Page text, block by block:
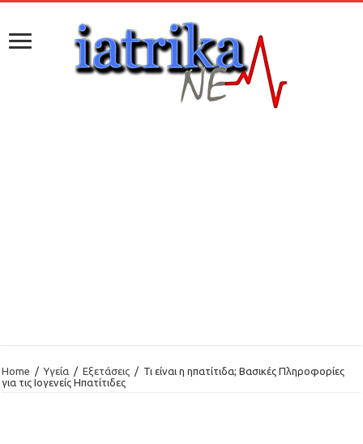
Home / Υγεία / Εξετάσεις / Τι είναι η ηπατίτιδα; Βασικές Πληροφορίες
για τις Ιογενείς Ηπατίτιδες